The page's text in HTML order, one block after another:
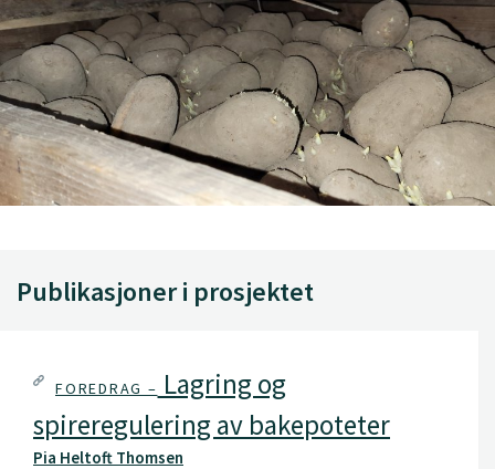
Publikasjoner i prosjektet
FOREDRAG – Lagring og
spireregulering av bakepoteter
Pia Heltoft Thomsen